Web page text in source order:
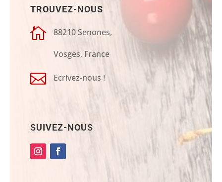
TROUVEZ-NOUS

88210 Senones,
Vosges, France
 Ecrivez-nous !
SUIVEZ-NOUS